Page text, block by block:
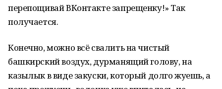
перепощивай ВКонтакте запрещенку!» Так
получается.
Конечно, можно всё свалить на чистый
башкирский воздух, дурманящий голову, на
казылык в виде закуски, который долго жуешь, а